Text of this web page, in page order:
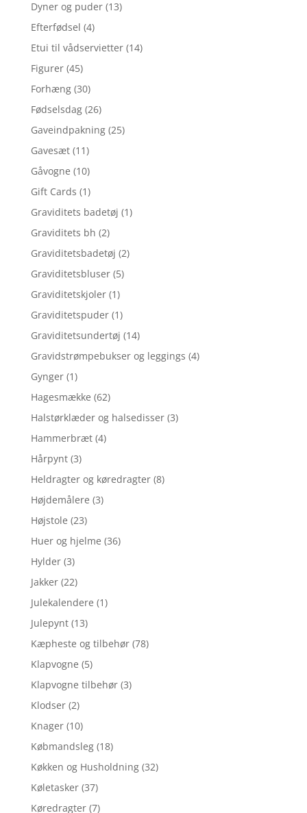
Dyner og puder (13)
Efterfødsel (4)
Etui til vådservietter (14)
Figurer (45)
Forhæng (30)
Fødselsdag (26)
Gaveindpakning (25)
Gavesæt (11)
Gåvogne (10)
Gift Cards (1)
Graviditets badetøj (1)
Graviditets bh (2)
Graviditetsbadetøj (2)
Graviditetsbluser (5)
Graviditetskjoler (1)
Graviditetspuder (1)
Graviditetsundertøj (14)
Gravidstrømpebukser og leggings (4)
Gynger (1)
Hagesmække (62)
Halstørklæder og halsedisser (3)
Hammerbræt (4)
Hårpynt (3)
Heldragter og køredragter (8)
Højdemålere (3)
Højstole (23)
Huer og hjelme (36)
Hylder (3)
Jakker (22)
Julekalendere (1)
Julepynt (13)
Kæpheste og tilbehør (78)
Klapvogne (5)
Klapvogne tilbehør (3)
Klodser (2)
Knager (10)
Købmandsleg (18)
Køkken og Husholdning (32)
Køletasker (37)
Køredragter (7)